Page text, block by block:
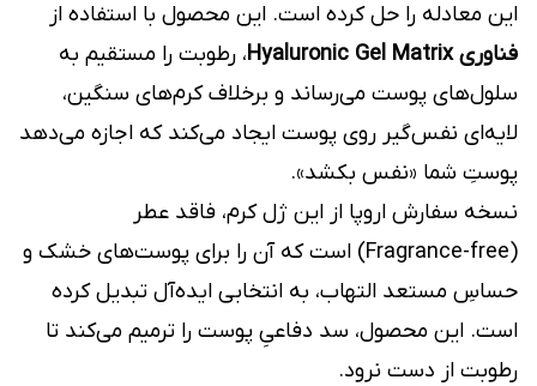
این معادله را حل کرده است. این محصول با استفاده از
فناوری Hyaluronic Gel Matrix
، رطوبت را مستقیم به
سلول‌های پوست می‌رساند و برخلاف کرم‌های سنگین،
لایه‌ای نفس‌گیر روی پوست ایجاد می‌کند که اجازه می‌دهد
پوستِ شما «نفس بکشد».
نسخه سفارش اروپا از این ژل کرم، فاقد عطر
(Fragrance-free) است که آن را برای پوست‌های خشک و
حساسِ مستعد التهاب، به انتخابی ایده‌آل تبدیل کرده
است. این محصول، سد دفاعیِ پوست را ترمیم می‌کند تا
رطوبت از دست نرود.